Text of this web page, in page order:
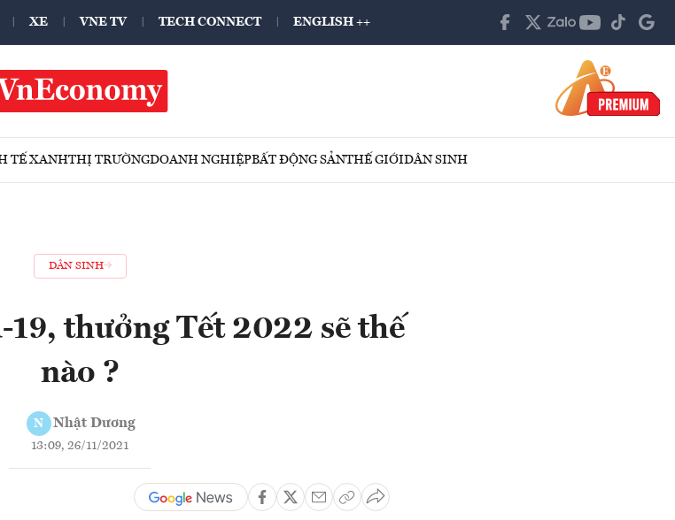
XE VNE TV TECH CONNECT ENGLISH ++
TẾ XANHTHỊ TRƯỜNGDOANH NGHIỆPBẤT ĐỘNG SẢNTHẾ GIỚIDÂN SINH
DÂN SINH
thưởng Tết 2022 sẽ thế
nào ?
N Nhật Dương
13:09, 26/11/2021